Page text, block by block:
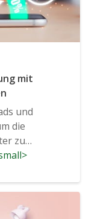
mit
und
die
zu